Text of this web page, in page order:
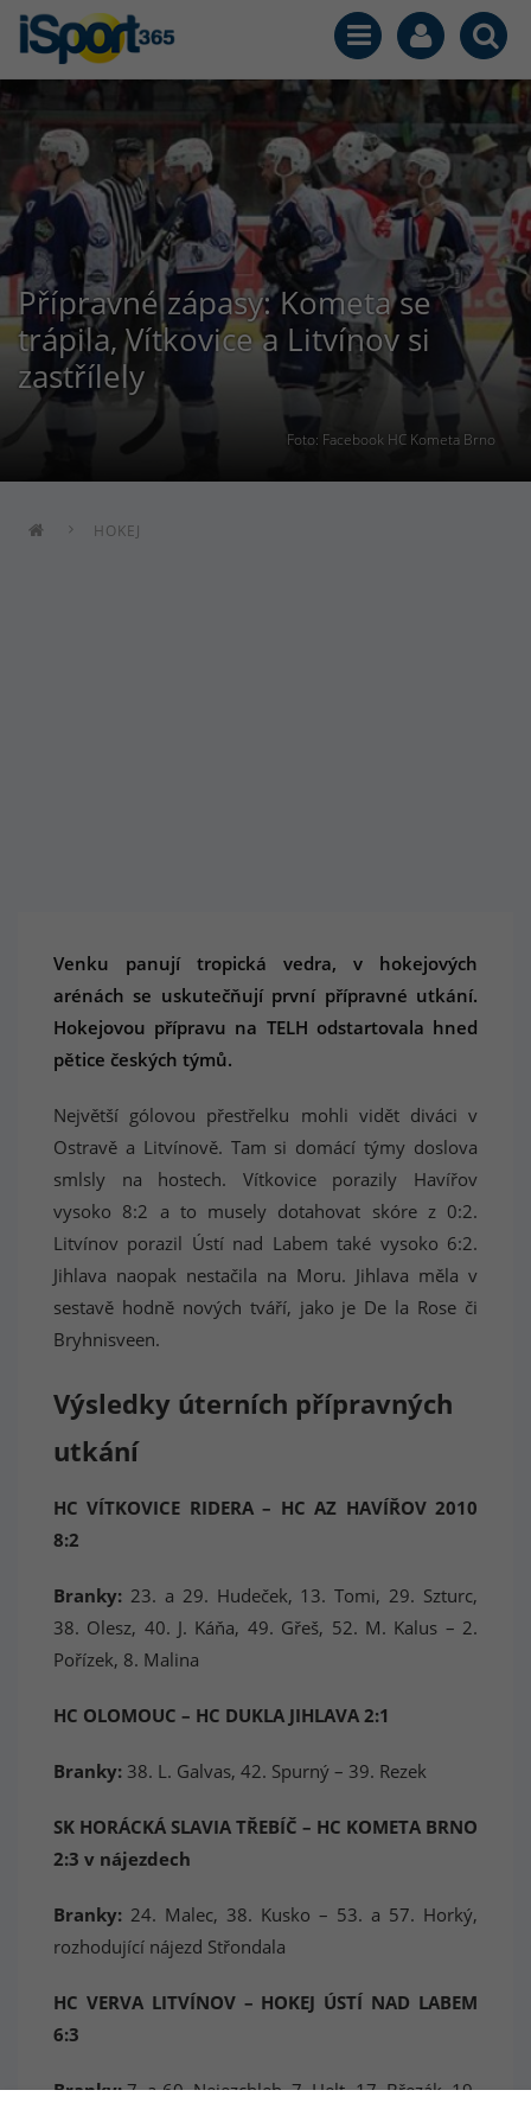
Foto: Facebook HC Kometa Brno
Přípravné zápasy: Kometa se
trápila, Vítkovice a Litvínov si
zastřílely
HOKEJ
Venku panují tropická vedra, v hokejových
arénách se uskutečňují první přípravné utkání.
Hokejovou přípravu na TELH odstartovala hned
pětice českých týmů.
Největší gólovou přestřelku mohli vidět diváci v
Ostravě a Litvínově. Tam si domácí týmy doslova
smlsly na hostech. Vítkovice porazily Havířov
vysoko 8:2 a to musely dotahovat skóre z 0:2.
Litvínov porazil Ústí nad Labem také vysoko 6:2.
Jihlava naopak nestačila na Moru. Jihlava měla v
sestavě hodně nových tváří, jako je De la Rose či
Bryhnisveen.
Výsledky úterních přípravných
utkání
HC VÍTKOVICE RIDERA – HC AZ HAVÍŘOV 2010
8:2
Branky: 23. a 29. Hudeček, 13. Tomi, 29. Szturc,
38. Olesz, 40. J. Káňa, 49. Gřeš, 52. M. Kalus – 2.
Pořízek, 8. Malina
HC OLOMOUC – HC DUKLA JIHLAVA 2:1
Branky: 38. L. Galvas, 42. Spurný – 39. Rezek
SK HORÁCKÁ SLAVIA TŘEBÍČ – HC KOMETA BRNO
2:3 v nájezdech
Branky: 24. Malec, 38. Kusko – 53. a 57. Horký,
rozhodující nájezd Střondala
HC VERVA LITVÍNOV – HOKEJ ÚSTÍ NAD LABEM
6:3
Branky:7. a 60. Nejezchleb, 7. Helt, 17. Březák, 19.